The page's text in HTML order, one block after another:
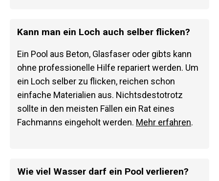
Kann man ein Loch auch selber flicken?
Ein Pool aus Beton, Glasfaser oder gibts kann
ohne professionelle Hilfe repariert werden. Um
ein Loch selber zu flicken, reichen schon
einfache Materialien aus. Nichtsdestotrotz
sollte in den meisten Fällen ein Rat eines
Fachmanns eingeholt werden. Mehr erfahren.
Wie viel Wasser darf ein Pool verlieren?